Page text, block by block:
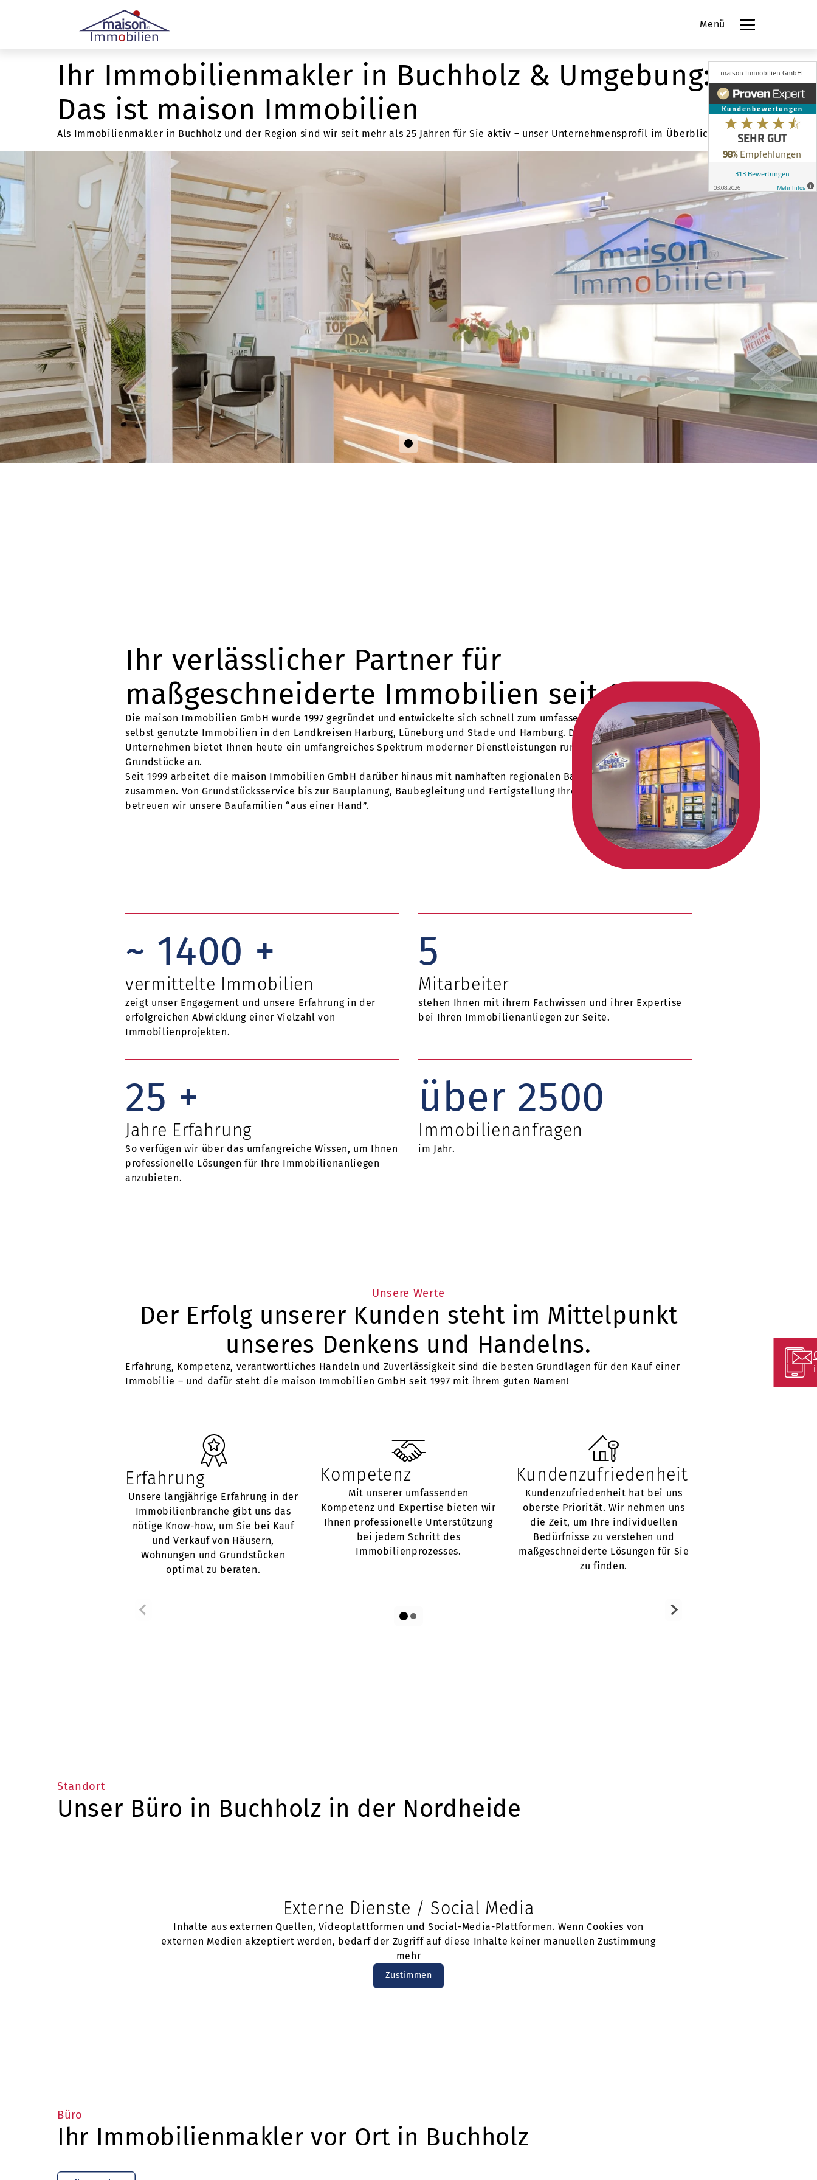
Menü
Ihr Immobilienmakler in Buchholz & Umgebung:
Das ist maison Immobilien
Als Immobilienmakler in Buchholz und der Region sind wir seit mehr als 25 Jahren für Sie aktiv – unser Unternehmensprofil im Überblick.
Ihr verlässlicher Partner für
maßgeschneiderte Immobilien seit 1997
Die maison Immobilien GmbH wurde 1997 gegründet und entwickelte sich schnell zum umfassenden Spezialisten für
selbst genutzte Immobilien in den Landkreisen Harburg, Lüneburg und Stade und Hamburg. Das inhabergeführte
Unternehmen bietet Ihnen heute ein umfangreiches Spektrum moderner Dienstleistungen rund um Immobilien und
Grundstücke an.
Seit 1999 arbeitet die maison Immobilien GmbH darüber hinaus mit namhaften regionalen Bauunternehmen
zusammen. Von Grundstücksservice bis zur Bauplanung, Baubegleitung und Fertigstellung Ihrer Traumimmobilie
betreuen wir unsere Baufamilien “aus einer Hand”.
~ 1400 +
vermittelte Immobilien
zeigt unser Engagement und unsere Erfahrung in der
erfolgreichen Abwicklung einer Vielzahl von
Immobilienprojekten.
5
Mitarbeiter
stehen Ihnen mit ihrem Fachwissen und ihrer Expertise
bei Ihren Immobilienanliegen zur Seite.
25 +
Jahre Erfahrung
So verfügen wir über das umfangreiche Wissen, um Ihnen
professionelle Lösungen für Ihre Immobilienanliegen
anzubieten.
über 2500
Immobilienanfragen
im Jahr.
Unsere Werte
Der Erfolg unserer Kunden steht im Mittelpunkt
unseres Denkens und Handelns.
Erfahrung, Kompetenz, verantwortliches Handeln und Zuverlässigkeit sind die besten Grundlagen für den Kauf einer
Immobilie – und dafür steht die maison Immobilien GmbH seit 1997 mit ihrem guten Namen!
Erfahrung
Unsere langjährige Erfahrung in der
Immobilienbranche gibt uns das
nötige Know-how, um Sie bei Kauf
und Verkauf von Häusern,
Wohnungen und Grundstücken
optimal zu beraten.
Kompetenz
Mit unserer umfassenden
Kompetenz und Expertise bieten wir
Ihnen professionelle Unterstützung
bei jedem Schritt des
Immobilienprozesses.
Kundenzufriedenheit
Kundenzufriedenheit hat bei uns
oberste Priorität. Wir nehmen uns
die Zeit, um Ihre individuellen
Bedürfnisse zu verstehen und
maßgeschneiderte Lösungen für Sie
zu finden.
Standort
Unser Büro in Buchholz in der Nordheide
Externe Dienste / Social Media
Inhalte aus externen Quellen, Videoplattformen und Social-Media-Plattformen. Wenn Cookies von
externen Medien akzeptiert werden, bedarf der Zugriff auf diese Inhalte keiner manuellen Zustimmung
mehr
Zustimmen
Büro
Ihr Immobilienmakler vor Ort in Buchholz